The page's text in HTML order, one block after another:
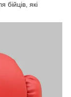
бійців, які